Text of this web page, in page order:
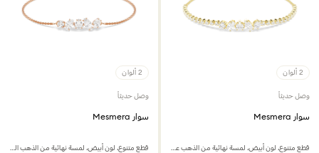
2 ألوان
وصل حديثاً
سوار Mesmera
قطع متنوع، لون أبيض، لمسة نهائية من الذهب عيار 18 قيراط
2 ألوان
وصل حديثاً
سوار Mesmera
قطع متنوع، لون أبيض، لمسة نهائية من الذهب الوردي عيار 18 قيراط